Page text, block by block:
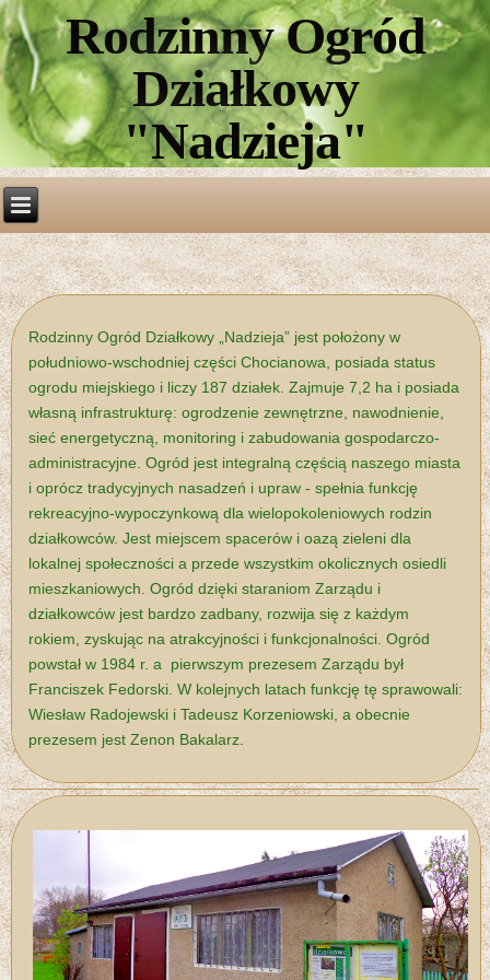
Rodzinny Ogród
Działkowy
"Nadzieja"
Rodzinny Ogród Działkowy „Nadzieja” jest położony w
południowo-wschodniej części Chocianowa, posiada status
ogrodu miejskiego i liczy 187 działek. Zajmuje 7,2 ha i posiada
własną infrastrukturę: ogrodzenie zewnętrzne, nawodnienie,
sieć energetyczną, monitoring i zabudowania gospodarczo-
administracyjne. Ogród jest integralną częścią naszego miasta
i oprócz tradycyjnych nasadzeń i upraw - spełnia funkcję
rekreacyjno-wypoczynkową dla wielopokoleniowych rodzin
działkowców. Jest miejscem spacerów i oazą zieleni dla
lokalnej społeczności a przede wszystkim okolicznych osiedli
mieszkaniowych. Ogród dzięki staraniom Zarządu i
działkowców jest bardzo zadbany, rozwija się z każdym
rokiem, zyskując na atrakcyjności i funkcjonalności. Ogród
powstał w 1984 r. a pierwszym prezesem Zarządu był
Franciszek Fedorski.W kolejnych latach funkcję tę sprawowali:
Wiesław Radojewski i Tadeusz Korzeniowski, a obecnie
prezesem jest Zenon Bakalarz.